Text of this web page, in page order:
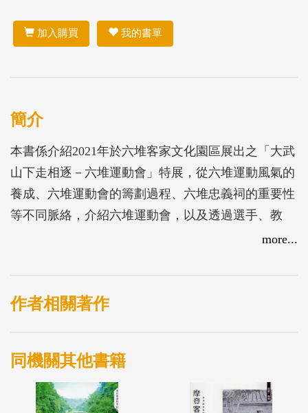
加入購買 我的書單
簡介
本書係介紹2021年於六堆客家文化園區展出之「大武
山下走相逐－六堆運動會」特展，從六堆運動風氣的
養成、六堆運動會的籌劃過程、六堆忠義祠的重要性
等不同脈絡，介紹六堆運動會，以及透過選手、教
練、裁判、執行委員會等不同身分的參與者所看到的
堆人的連結。本書亦收錄展前研究所蒐整之相關史料
文獻，並搭配章節主題規劃延伸閱讀，將研究論述融
more...
作者相關著作
同機關其他書籍